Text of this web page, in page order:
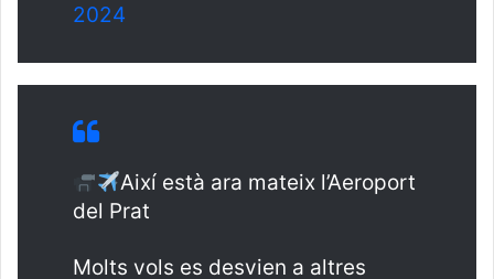
2024
Així està ara mateix l’Aeroport
del Prat
Molts vols es desvien a altres